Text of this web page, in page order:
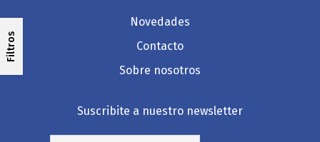
Filtros
Novedades
Contacto
Sobre nosotros
Suscribite a nuestro newsletter